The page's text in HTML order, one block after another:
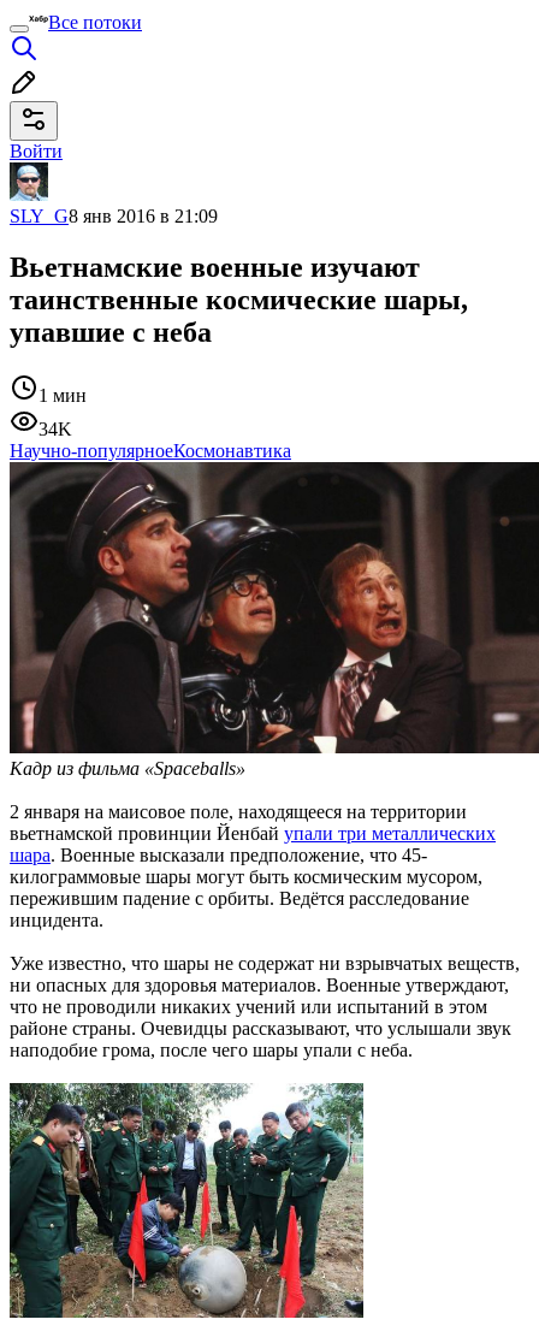
Все потоки
Войти
SLY_G8 янв 2016 в 21:09
Вьетнамские военные изучают
таинственные космические шары,
упавшие с неба
1 мин
34K
Научно-популярноеКосмонавтика
Кадр из фильма «Spaceballs»
2 января на маисовое поле, находящееся на территории
вьетнамской провинции Йенбай упали три металлических
шара. Военные высказали предположение, что 45-
килограммовые шары могут быть космическим мусором,
пережившим падение с орбиты. Ведётся расследование
инцидента.
Уже известно, что шары не содержат ни взрывчатых веществ,
ни опасных для здоровья материалов. Военные утверждают,
что не проводили никаких учений или испытаний в этом
районе страны. Очевидцы рассказывают, что услышали звук
наподобие грома, после чего шары упали с неба.